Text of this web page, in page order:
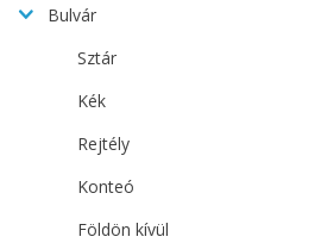
Bulvár
Sztár
Kék
Rejtély
Konteó
Földön kívül